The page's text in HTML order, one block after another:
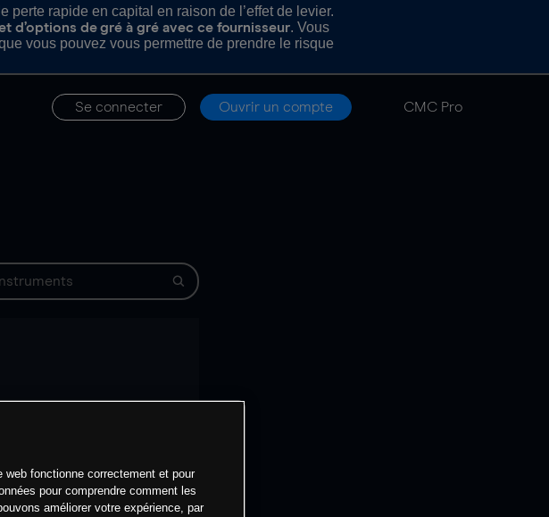
rapide en capital en raison de l’effet de levier.
d’options de gré à gré avec ce fournisseur. Vous
vous pouvez vous permettre de prendre le risque
Se connecter Ouvrir un compte CMC Pro
fonctionne correctement et pour
pour comprendre comment les
améliorer votre expérience, par